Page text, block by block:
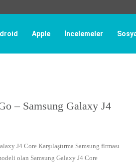
Apple İncelemeler
– Samsung Galaxy J4
J4 Core Karşılaştırma Samsung firması
olan Samsung Galaxy J4 Core